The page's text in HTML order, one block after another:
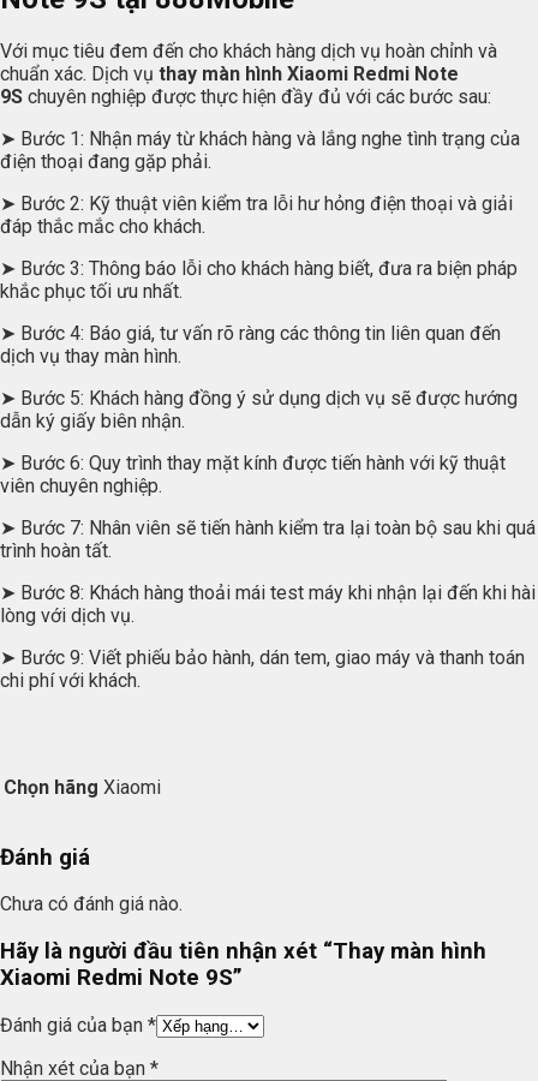
Với mục tiêu đem đến cho khách hàng dịch vụ hoàn chỉnh và
chuẩn xác. Dịch vụ thay màn hình Xiaomi Redmi Note
9S chuyên nghiệp được thực hiện đầy đủ với các bước sau:
➤ Bước 1: Nhận máy từ khách hàng và lắng nghe tình trạng của
điện thoại đang gặp phải.
➤ Bước 2: Kỹ thuật viên kiểm tra lỗi hư hỏng điện thoại và giải
đáp thắc mắc cho khách.
➤ Bước 3: Thông báo lỗi cho khách hàng biết, đưa ra biện pháp
khắc phục tối ưu nhất.
➤ Bước 4: Báo giá, tư vấn rõ ràng các thông tin liên quan đến
dịch vụ thay màn hình.
➤ Bước 5: Khách hàng đồng ý sử dụng dịch vụ sẽ được hướng
dẫn ký giấy biên nhận.
➤ Bước 6: Quy trình thay mặt kính được tiến hành với kỹ thuật
viên chuyên nghiệp.
➤ Bước 7: Nhân viên sẽ tiến hành kiểm tra lại toàn bộ sau khi quá
trình hoàn tất.
➤ Bước 8: Khách hàng thoải mái test máy khi nhận lại đến khi hài
lòng với dịch vụ.
➤ Bước 9: Viết phiếu bảo hành, dán tem, giao máy và thanh toán
chi phí với khách.
Chọn hãng Xiaomi
Đánh giá
Chưa có đánh giá nào.
Hãy là người đầu tiên nhận xét “Thay màn hình
Xiaomi Redmi Note 9S”
Đánh giá của bạn *
Nhận xét của bạn *